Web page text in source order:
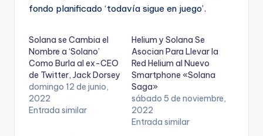
fondo planificado ‘todavía sigue en juego’.
Solana se Cambia el
Nombre a ‘Solano’
Como Burla al ex-CEO
de Twitter, Jack Dorsey
domingo 12 de junio,
2022
Entrada similar
Helium y Solana Se
Asocian Para Llevar la
Red Helium al Nuevo
Smartphone «Solana
Saga»
sábado 5 de noviembre,
2022
Entrada similar